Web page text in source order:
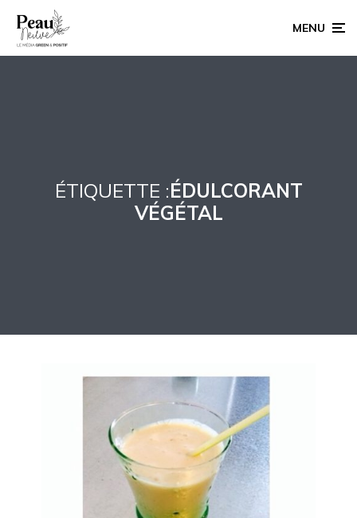
MENU
ÉTIQUETTE :ÉDULCORANT
VÉGÉTAL